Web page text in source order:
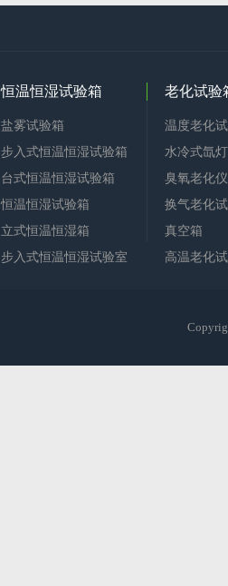
恒温恒湿试验箱
盐雾试验箱
步入式恒温恒湿试验箱
台式恒温恒湿试验箱
恒温恒湿试验箱
立式恒温恒湿箱
步入式恒温恒湿试验室
老化试验
温度老化
水冷式氙
臭氧老化仪
换气老化
真空箱
高温老化